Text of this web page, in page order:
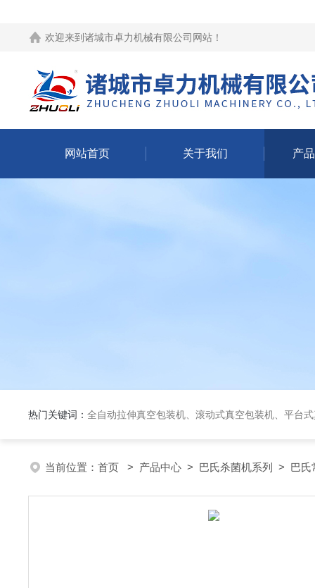
欢迎来到 诸城市卓力机械有限公司网站 ！
网站首页 关于我们 产
热门关键词： 全自动拉伸真空包装机、滚动式真空包装机、平台式真空包装机、大米定量
当前位置： 首页 > 产品中心 > 巴氏杀菌机系列 > 巴氏